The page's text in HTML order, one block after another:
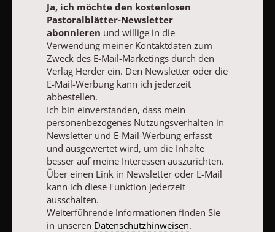
Ja, ich möchte den kostenlosen Pastoralblätter-Newsletter
abonnierenund willige in die Verwendung meiner Kontaktdaten
zum Zweck des E-Mail-Marketings durch den Verlag Herder ein.
Den Newsletter oder die E-Mail-Werbung kann ich jederzeit
abbestellen.
Ich bin einverstanden, dass mein personenbezogenes
Nutzungsverhalten in Newsletter und E-Mail-Werbung erfasst
und ausgewertet wird, um die Inhalte besser auf meine
Interessen auszurichten. Über einen Link in Newsletter oder E-
Mail kann ich diese Funktion jederzeit ausschalten.
Weiterführende Informationen finden Sie in unseren
Datenschutzhinweisen.
JETZT ANMELDEN
Ja, ich möchte den kostenlosen
Pastoralblätter-Newsletter
abonnieren und willige in die
Verwendung meiner Kontaktdaten zum
Zweck des E-Mail-Marketings durch den
Verlag Herder ein. Den Newsletter oder die
E-Mail-Werbung kann ich jederzeit
abbestellen.
Ich bin einverstanden, dass mein
personenbezogenes Nutzungsverhalten in
Newsletter und E-Mail-Werbung erfasst
und ausgewertet wird, um die Inhalte
besser auf meine Interessen auszurichten.
Über einen Link in Newsletter oder E-Mail
kann ich diese Funktion jederzeit
ausschalten.
Weiterführende Informationen finden Sie
in unseren Datenschutzhinweisen.